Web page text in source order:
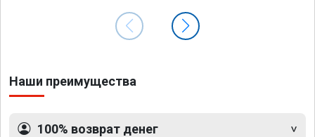
Наши преимущества
100% возврат денег